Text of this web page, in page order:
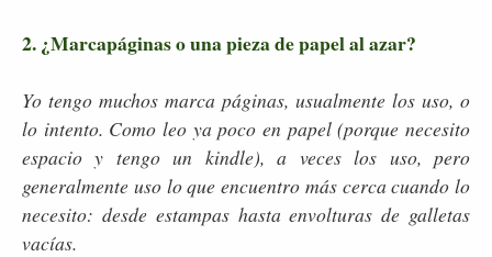
2. ¿Marcapáginas o una pieza de papel al azar?
Yo tengo muchos marca páginas, usualmente los uso, o
lo intento. Como leo ya poco en papel (porque necesito
espacio y tengo un kindle), a veces los uso, pero
generalmente uso lo que encuentro más cerca cuando lo
necesito: desde estampas hasta envolturas de galletas
vacías.